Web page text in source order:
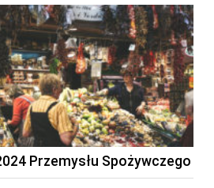
Przemysłu Spożywczego